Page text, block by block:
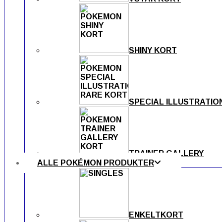
SHINY KORT
SPECIAL
TRAINER GALLERY
ALLE POKÉMON PRODUKTER
ENKELTKORT